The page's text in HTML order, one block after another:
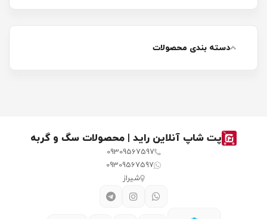
دسته بندی محصولات
پت شاپ آنلاین راید | محصولات سگ و گربه
09309567597
09309567597
شیراز